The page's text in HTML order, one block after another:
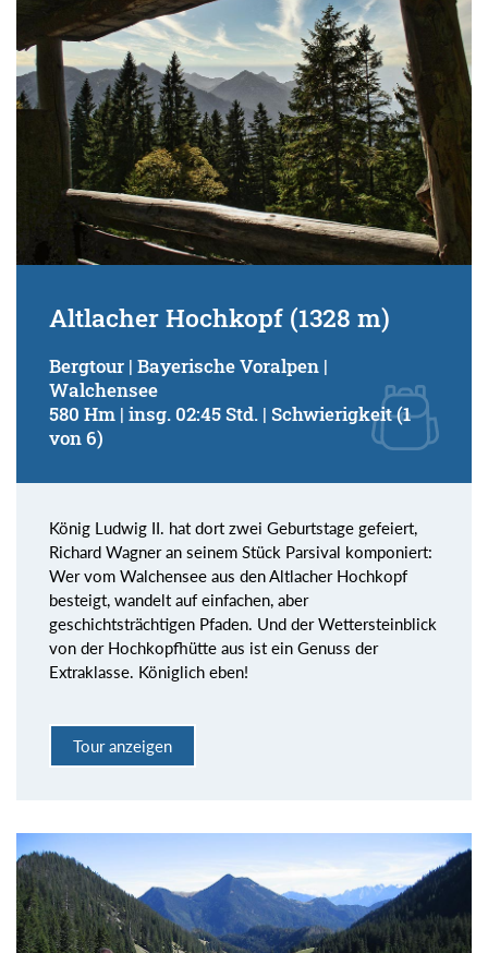
Altlacher Hochkopf (1328 m)
Bergtour | Bayerische Voralpen |
Walchensee
580 Hm | insg. 02:45 Std. | Schwierigkeit (1
von 6)
König Ludwig II. hat dort zwei Geburtstage gefeiert,
Richard Wagner an seinem Stück Parsival komponiert:
Wer vom Walchensee aus den Altlacher Hochkopf
besteigt, wandelt auf einfachen, aber
geschichtsträchtigen Pfaden. Und der Wettersteinblick
von der Hochkopfhütte aus ist ein Genuss der
Extraklasse. Königlich eben!
Tour anzeigen